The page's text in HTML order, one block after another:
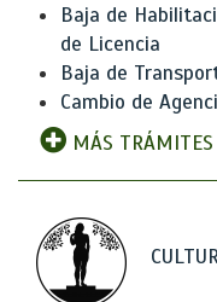
Baja de
de Licencia
Baja de
Cambio de
MÁS TRÁMITES